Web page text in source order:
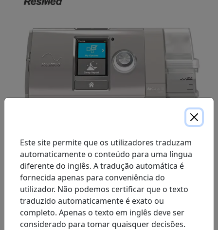
O AirCurve™ 10 V-Auto é um aparelho de dois níveis
com ajuste automático. Ele utiliza o conforto do
algoritmo AutoSet™ e da forma de onda Easy-Breathe
em seu algoritmo para oferecer maior suporte de
pressão para pacientes com AOS.
Este site permite que os utilizadores traduzam
automaticamente o conteúdo para uma língua
diferente do inglês. A tradução automática é
fornecida apenas para conveniência do
utilizador. Não podemos certificar que o texto
traduzido automaticamente é exato ou
completo. Apenas o texto em inglês deve ser
considerado para tomar quaisquer decisões.